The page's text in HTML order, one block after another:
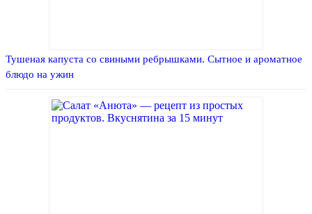
Тушеная капуста со свиными ребрышками. Сытное и ароматное
блюдо на ужин